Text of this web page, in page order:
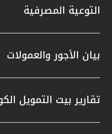
التوعية المصرفية
بيان الأجور والعمولات
تقارير بيت التمويل